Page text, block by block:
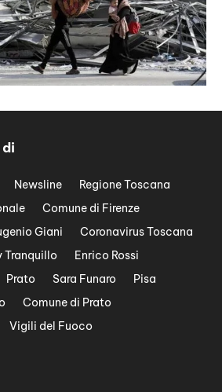
Newsline
Regione Toscana
Comune di Firenze
Giani
Coronavirus Toscana
Tranquillo
Enrico Rossi
Prato Sara Funaro
Pisa
Comune di Prato
Vigili del Fuoco